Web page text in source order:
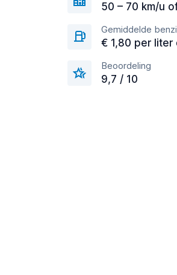
50 – 70 km/u
Gemiddelde
€ 1,80 per liter
Beoordeling
9,7 / 10